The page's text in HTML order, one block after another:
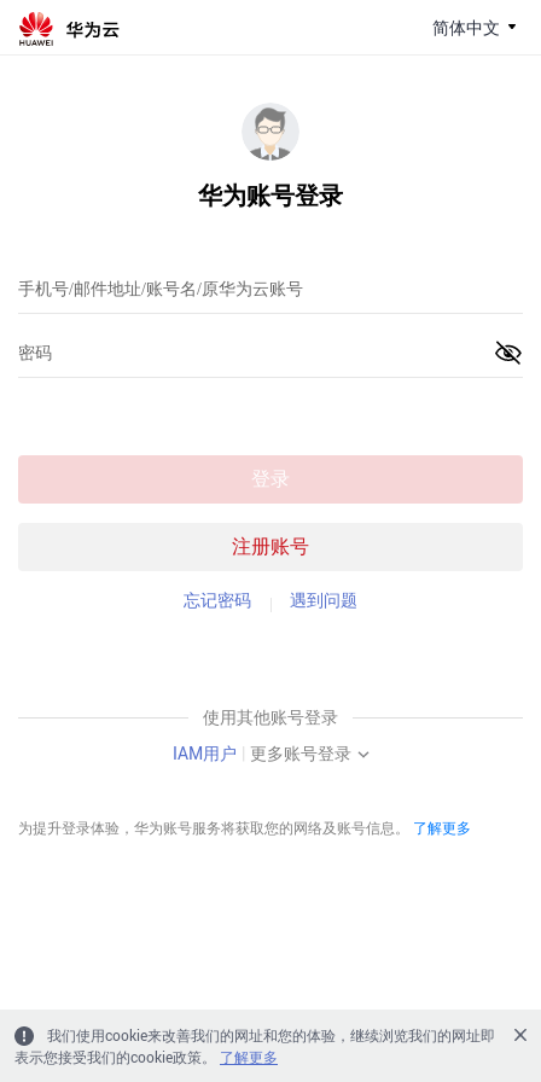
简体中文
华为账号登录
注册账号
登录
忘记密码 遇到问题
使用其他账号登录
IAM用户 | 更多账号登录
为提升登录体验，华为账号服务将获取您的网络及账号信息。 了解更多
我们使用cookie来改善我们的网址和您的体验，继续浏览我们的网址即
表示您接受我们的cookie政策。
了解更多